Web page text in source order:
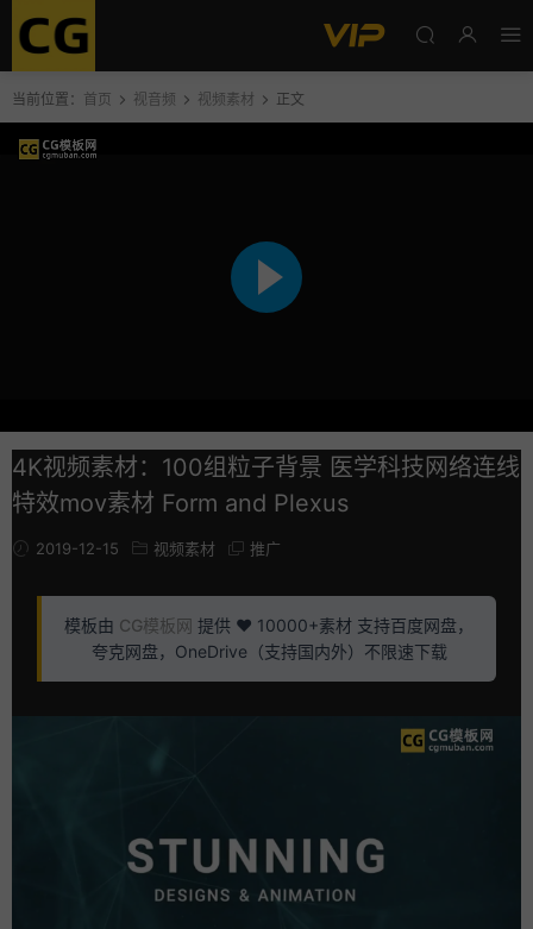
当前位置： 首页 视音频 视频素材 正文
4K视频素材：100组粒子背景 医学科技网络连线
特效mov素材 Form and Plexus
2019-12-15 视频素材 推广
模板由 CG模板网 提供 ❤️ 10000+素材 支持百度网盘，
夸克网盘，OneDrive（支持国内外）不限速下载